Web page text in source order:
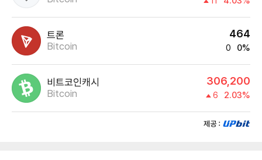
트론
Bitcoin
464
0 0%
비트코인캐시
Bitcoin
306,200
6 2.03%
제공:UPbit